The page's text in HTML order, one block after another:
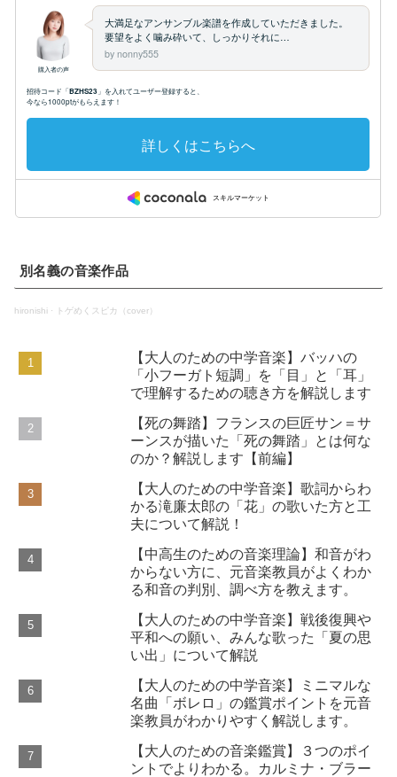
別名義の音楽作品
hironishi · トゲめくスピカ（cover）
【大人のための中学音楽】バッハの
「小フーガト短調」を「目」と「耳」
で理解するための聴き方を解説します
【死の舞踏】フランスの巨匠サン＝サ
ーンスが描いた「死の舞踏」とは何な
のか？解説します【前編】
【大人のための中学音楽】歌詞からわ
かる滝廉太郎の「花」の歌いた方と工
夫について解説！
【中高生のための音楽理論】和音がわ
からない方に、元音楽教員がよくわか
る和音の判別、調べ方を教えます。
【大人のための中学音楽】戦後復興や
平和への願い、みんな歌った「夏の思
い出」について解説
【大人のための中学音楽】ミニマルな
名曲「ボレロ」の鑑賞ポイントを元音
楽教員がわかりやすく解説します。
【大人のための音楽鑑賞】３つのポイ
ントでよりわかる。カルミナ・ブラー